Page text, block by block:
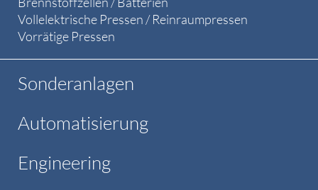
Vollelektrische Pressen / Reinraumpressen
Vorrätige Pressen
Sonderanlagen
Automatisierung
Engineering